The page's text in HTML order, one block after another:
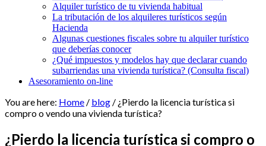
Alquiler turístico de tu vivienda habitual
La tributación de los alquileres turísticos según
Hacienda
Algunas cuestiones fiscales sobre tu alquiler turístico
que deberías conocer
¿Qué impuestos y modelos hay que declarar cuando
subarriendas una vivienda turística? (Consulta fiscal)
Asesoramiento on-line
You are here: Home / blog / ¿Pierdo la licencia turística si
compro o vendo una vivienda turística?
¿Pierdo la licencia turística si compro o